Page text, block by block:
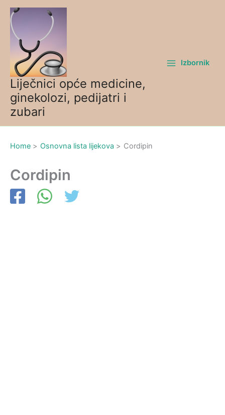
Skip
content
Liječnici opće medicine,
ginekolozi, pedijatri i
zubari
Izbornik
Home Osnovna lista lijekova Cordipin
Cordipin